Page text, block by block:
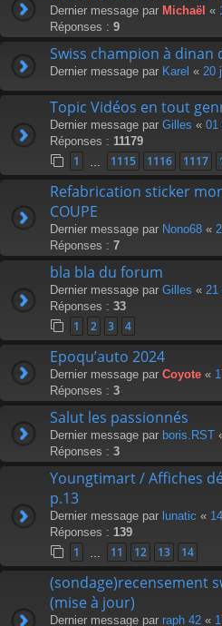
Dernier message par Michaël «
Réponses : 9
Swiss champion à dinan
Dernier message par Karel « 20
Topic Vidéos en tout
Dernier message par Gilles « 01
Réponses : 11179
1 1115 1116 1117
Refabrication sticker
COUPE
Dernier message par Nono68 «
Réponses : 7
bla bla du forum
Dernier message par Gilles « 21
Réponses : 33
1 2 3 4
Epoqu’auto 2024
Dernier message par Coyote «
Réponses : 3
Salut les passionnés
Dernier message par boris.RST
Réponses : 3
Youngtimart / Affiches
p.13
Dernier message par lunatic «
Réponses : 139
1 11 12 13 14
(sondage)recensement
(mise à jour)
Dernier message par raph 42 «